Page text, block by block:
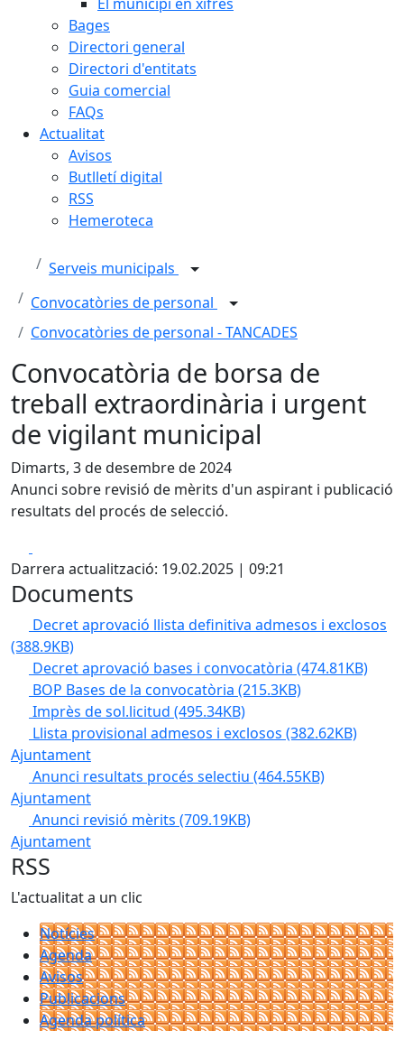
Bages
Directori general
Directori d'entitats
Guia comercial
FAQs
Actualitat
Avisos
Butlletí digital
RSS
Hemeroteca
Serveis municipals
Convocatòries de personal
Convocatòries de personal - TANCADES
Convocatòria de borsa de
treball extraordinària i urgent
de vigilant municipal
Dimarts, 3 de desembre de 2024
Anunci sobre revisió de mèrits d'un aspirant i publicació
resultats del procés de selecció.
Darrera actualització: 19.02.2025 | 09:21
Documents
Decret aprovació llista definitiva admesos i exclosos
(388.9KB)
Decret aprovació bases i convocatòria (474.81KB)
BOP Bases de la convocatòria (215.3KB)
Imprès de sol.licitud (495.34KB)
Llista provisional admesos i exclosos (382.62KB)
Ajuntament
Anunci resultats procés selectiu (464.55KB)
Ajuntament
Anunci revisió mèrits (709.19KB)
Ajuntament
RSS
L'actualitat a un clic
Notícies
Agenda
Avisos
Publicacions
Agenda política